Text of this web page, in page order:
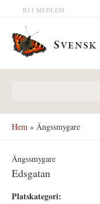
Hoppa till huvudinnehåll
BLI MEDLEM
Hem » Ängssmygare
Ängssmygare
Edsgatan
Platskategori: